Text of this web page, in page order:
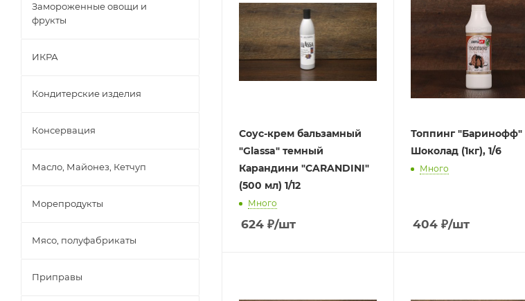
Соус-крем бальзамный
"Glassa" темный
Карандини "CARANDINI"
(500 мл) 1/12
Много
624 ₽/шт
Топпинг "Баринофф"
Шоколад (1кг), 1/6
Много
404 ₽/шт
Замороженные овощи и
фрукты
ИКРА
Кондитерские изделия
Консервация
Масло, Майонез, Кетчуп
Морепродукты
Мясо, полуфабрикаты
Приправы